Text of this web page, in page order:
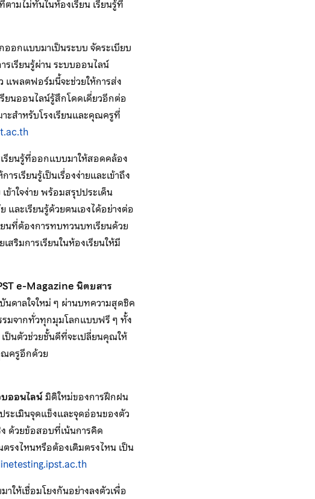
ามไม่ทันในห้องเรียน เรียนรู้ที่
อกแบบมาเป็นระบบ จัดระเบียบ
เรียนรู้ผ่าน ระบบออนไลน์
แพลตฟอร์มนี้จะช่วยให้การส่ง
ยนออนไลน์รู้สึกโดดเดี่ยวอีกต่อ
ะสำหรับโรงเรียนและคุณครูที่
รียนรู้ที่ออกแบบมาให้สอดคล้อง
รียนรู้เป็นเรื่องง่ายและเข้าถึง
าใจง่าย พร้อมสรุปประเด็น
ละเรียนรู้ด้วยตนเองได้อย่างต่อ
นที่ต้องการทบทวนบทเรียนด้วย
ริมการเรียนในห้องเรียนให้มี
e-Magazineนิตยสาร
ดาลใจใหม่ ๆ ผ่านบทความสุดชิค
รมจากทั่วทุกมุมโลกแบบฟรี ๆ ทั้ง
ป็นตัวช่วยชั้นดีที่จะเปลี่ยนคุณให้
ณครูอีกด้วย
ออนไลน์มิติใหม่ของการฝึกฝน
ะเมินจุดแข็งและจุดอ่อนของตัว
ด้วยข้อสอบที่เน้นการคิด
ตรงไหนหรือต้องเติมตรงไหน เป็น
ให้เชื่อมโยงกันอย่างลงตัวเพื่อ